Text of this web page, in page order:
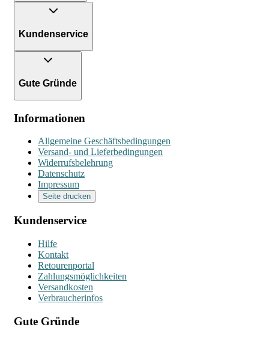
Kundenservice
Gute Gründe
Informationen
Allgemeine Geschäftsbedingungen
Versand- und Lieferbedingungen
Widerrufsbelehrung
Datenschutz
Impressum
Seite drucken
Kundenservice
Hilfe
Kontakt
Retourenportal
Zahlungsmöglichkeiten
Versandkosten
Verbraucherinfos
Gute Gründe